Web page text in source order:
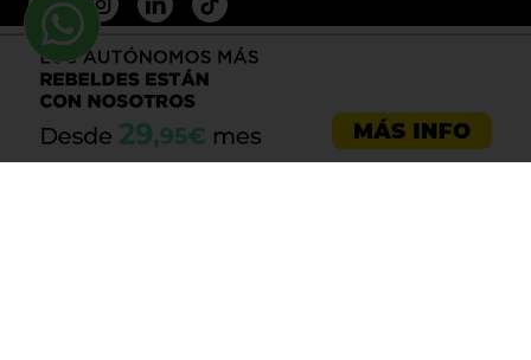
Asesoría emprendedores
Asesoría empresas
Asesoría laboral